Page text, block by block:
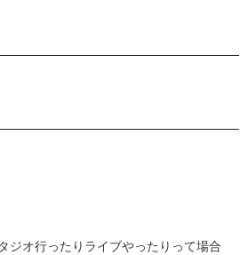
ジオ行ったりライブやったりって場合